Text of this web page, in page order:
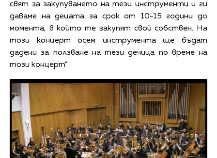
свят за закупуването на тези инструменти и ги
даваме на децата за срок от 10-15 години до
момента, в който те закупят свой собствен. На
този концерт осем инструмента ще бъдат
дадени за ползване на тези дечица по време на
този концерт".